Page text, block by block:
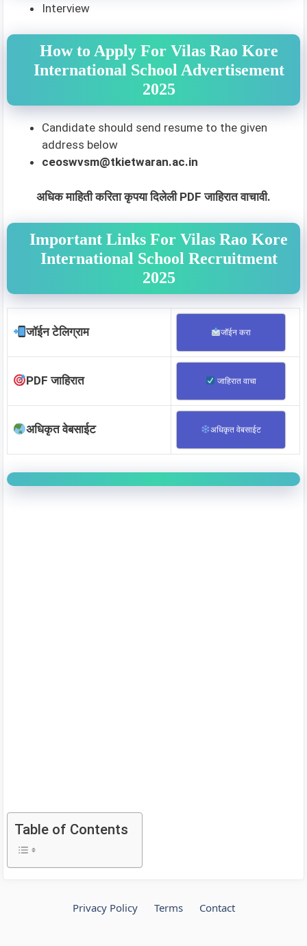
Interview
How to Apply For Vilas Rao Kore
International School Advertisement
2025
Candidate should send resume to the given
address below
ceoswvsm@tkietwaran.ac.in
अधिक माहिती करिता कृपया दिलेली PDF जाहिरात वाचावी.
Important Links For Vilas Rao Kore
International School Recruitment
2025
जॉईन टेलिग्राम जॉईन करा
PDF जाहिरात जाहिरात वाचा
अधिकृत वेबसाईट अधिकृत वेबसाईट
Table of Contents
Privacy Policy Terms Contact